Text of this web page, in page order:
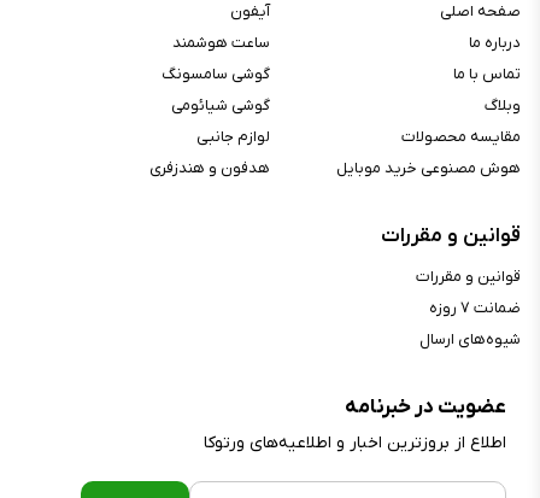
عضویت در خبرنامه
اطلاع از بروز‌ترین اخبار و اطلاعیه‌های ورتوکا
صفحه اصلی
درباره ما
تماس با ما
وبلاگ
مقایسه محصولات
هوش مصنوعی خرید موبایل
آیفون
ساعت هوشمند
گوشی سامسونگ
گوشی شیائومی
لوازم جانبی
هدفون و هندزفری
قوانین و مقررات
قوانین و مقررات
ضمانت ۷ روزه
شیوه‌های ارسال